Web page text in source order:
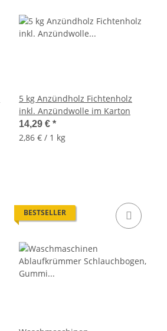
5 kg Anzündholz Fichtenholz
inkl. Anzündwolle im Karton
14,29 € *
2,86 € / 1 kg
BESTSELLER